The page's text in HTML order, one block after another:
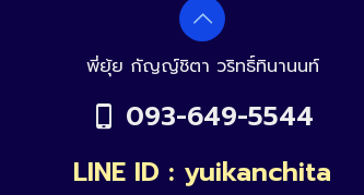
พี่ยุ้ย กัญญ์ชิตา วริทธิ์ทินานนท์
093-649-5544
LINE ID : yuikanchita